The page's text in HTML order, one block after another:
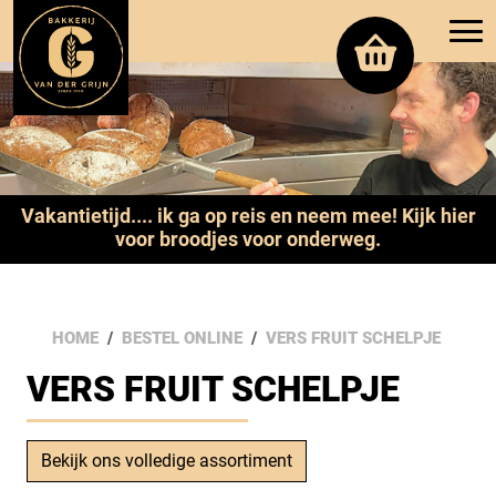
Vakantietijd.... ik ga op reis en neem mee! Kijk hier
voor broodjes voor onderweg.
HOME BESTEL ONLINE VERS FRUIT SCHELPJE
VERS FRUIT SCHELPJE
Bekijk ons volledige assortiment